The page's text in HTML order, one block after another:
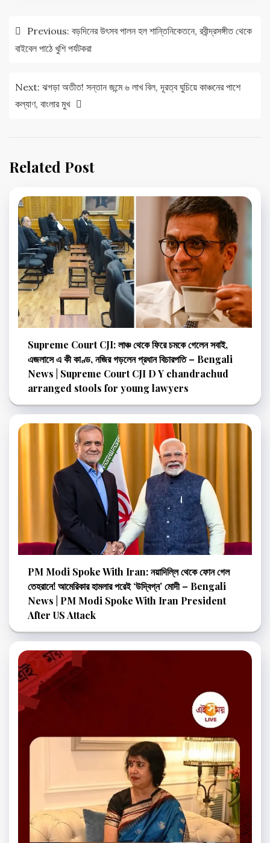
Post
navigation
Previous: বড়দিনের উৎসব পালন হল শান্তিনিকেতনে, রবীন্দ্রসঙ্গীত থেকে
বাইবেল পাঠে খুশি পর্যটকরা
Next: ঝগড়া অতীত! সন্তান জন্মে ৬ লাখ বিল, দূরত্ব ঘুচিয়ে কাঞ্চনের পাশে
কল্যাণ, বাংলার মুখ
Related Post
Supreme Court CJI: লাঞ্চ থেকে ফিরে চমকে গেলেন সবাই,
এজলাসে এ কী কাণ্ড, নজির গড়লেন প্রধান বিচারপতি – Bengali
News | Supreme Court CJI D Y chandrachud
arranged stools for young lawyers
PM Modi Spoke With Iran: নয়াদিল্লি থেকে ফোন গেল
তেহরানে! আমেরিকার হামলার পরেই ‘উদ্বিগ্ন’ মোদী – Bengali
News | PM Modi Spoke With Iran President
After US Attack